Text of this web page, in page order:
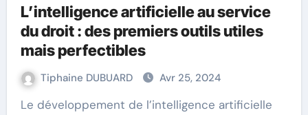
L’intelligence artificielle au service
du droit : des premiers outils utiles
mais perfectibles
Tiphaine DUBUARD Avr 25, 2024
Le développement de l’intelligence artificielle